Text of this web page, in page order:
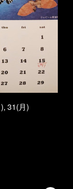
31(月)